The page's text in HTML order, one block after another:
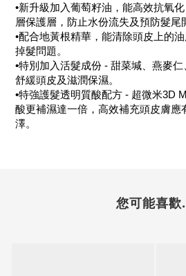
•新升級加入葡萄籽油，能高效抗氧
層保護層，防止水份流失及預防髮尾
•配合地黃根精華，能清除頭皮上的
掉髮問題。
•特別加入活髮成份 - 甜菜堿、燕麥
舒緩頭皮及滋潤保濕。
•特強護髮透明質酸配方 - 超微米3D
酸更補濕達一倍，高效補充頭皮膚應
澤。
您可能喜歡